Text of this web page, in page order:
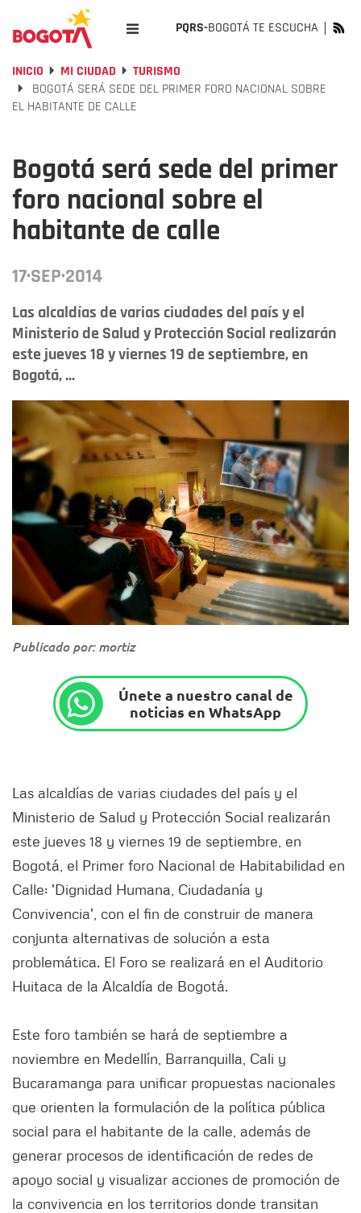
PQRS-BOGOTÁ TE ESCUCHA
INICIO MI CIUDAD
TURISMO
BOGOTÁ SERÁ SEDE DEL PRIMER FORO NACIONAL SOBRE
EL HABITANTE DE CALLE
Bogotá será sede del primer
foro nacional sobre el
habitante de calle
17·SEP·2014
Las alcaldías de varias ciudades del país y el
Ministerio de Salud y Protección Social realizarán
este jueves 18 y viernes 19 de septiembre, en
Bogotá, ...
Publicado por: mortiz
Únete a nuestro canal de
noticias en WhatsApp
Las alcaldías de varias ciudades del país y el
Ministerio de Salud y Protección Social realizarán
este jueves 18 y viernes 19 de septiembre, en
Bogotá, el Primer foro Nacional de Habitabilidad en
Calle: 'Dignidad Humana, Ciudadanía y
Convivencia', con el fin de construir de manera
conjunta alternativas de solución a esta
problemática. El Foro se realizará en el Auditorio
Huitaca de la Alcaldía de Bogotá.
Este foro también se hará de septiembre a
noviembre en Medellín, Barranquilla, Cali y
Bucaramanga para unificar propuestas nacionales
que orienten la formulación de la política pública
social para el habitante de la calle, además de
generar procesos de identificación de redes de
apoyo social y visualizar acciones de promoción de
la convivencia en los territorios donde transitan